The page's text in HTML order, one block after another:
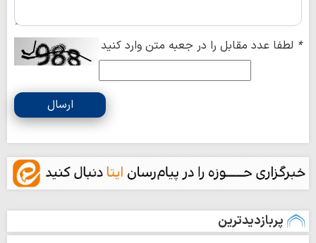
* لطفا عدد مقابل را در جعبه متن وارد کنید
ارسال
پربازدیدترین